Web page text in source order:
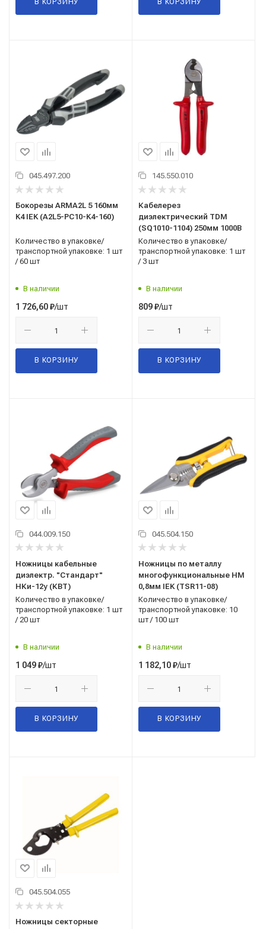
В КОРЗИНУ В КОРЗИНУ
045.497.200
Бокорезы ARMA2L 5 160мм
K4 IEK (A2L5-PC10-K4-160)
Количество в упаковке/
транспортной упаковке: 1 шт
/ 60 шт
В наличии
1 726,60₽/шт
В КОРЗИНУ
145.550.010
Кабелерез
диэлектрический TDM
(SQ1010-1104) 250мм 1000В
Количество в упаковке/
транспортной упаковке: 1 шт
/ 3 шт
В наличии
809₽/шт
В КОРЗИНУ
044.009.150
Ножницы кабельные
диэлектр. "Стандарт"
НКи-12у (КВТ)
Количество в упаковке/
транспортной упаковке: 1 шт
/ 20 шт
В наличии
1 049₽/шт
В КОРЗИНУ
045.504.150
Ножницы по металлу
многофункциональные НМ
0,8мм IEK (TSR11-08)
Количество в упаковке/
транспортной упаковке: 10
шт / 100 шт
В наличии
1 182,10₽/шт
В КОРЗИНУ
045.504.055
Ножницы секторные